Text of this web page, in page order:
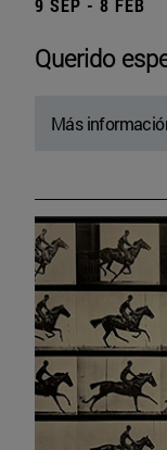
9 SEP - 8 FEB
Querido
Más